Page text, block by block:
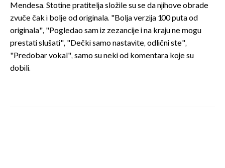
Mendesa. Stotine pratitelja složile su se da njihove obrade
zvuče čak i bolje od originala. "Bolja verzija 100 puta od
originala", "Pogledao sam iz zezancije i na kraju ne mogu
prestati slušati", "Dečki samo nastavite, odlični ste",
"Predobar vokal", samo su neki od komentara koje su
dobili.